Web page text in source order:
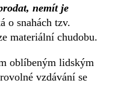
nemít je
o snahách tzv.
materiální chudobu.
oblíbeným lidským
vzdávání se